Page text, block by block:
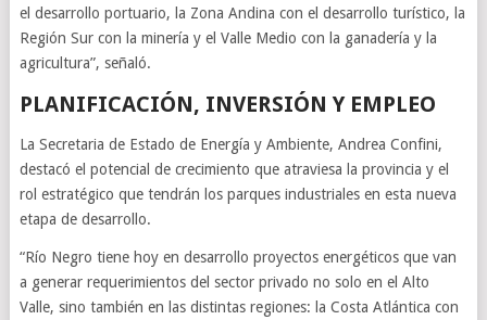
el desarrollo portuario, la Zona Andina con el desarrollo turístico, la
Región Sur con la minería y el Valle Medio con la ganadería y la
agricultura”, señaló.
PLANIFICACIÓN, INVERSIÓN Y EMPLEO
La Secretaria de Estado de Energía y Ambiente, Andrea Confini,
destacó el potencial de crecimiento que atraviesa la provincia y el
rol estratégico que tendrán los parques industriales en esta nueva
etapa de desarrollo.
“Río Negro tiene hoy en desarrollo proyectos energéticos que van
a generar requerimientos del sector privado no solo en el Alto
Valle, sino también en las distintas regiones: la Costa Atlántica con